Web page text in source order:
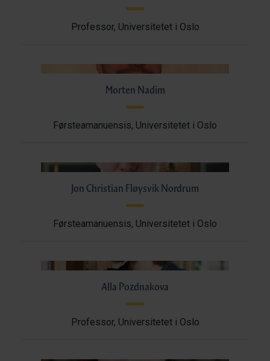
Professor, Universitetet i Oslo
Morten Nadim
Førsteamanuensis, Universitetet i Oslo
Jon Christian Fløysvik Nordrum
Førsteamanuensis, Universitetet i Oslo
Alla Pozdnakova
Professor, Universitetet i Oslo